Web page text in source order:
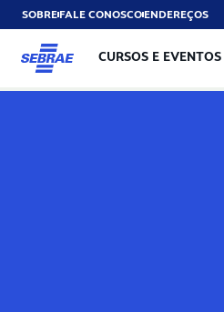
SOBREFALE CONOSCOENDEREÇOS
CURSOS E EVENTOS